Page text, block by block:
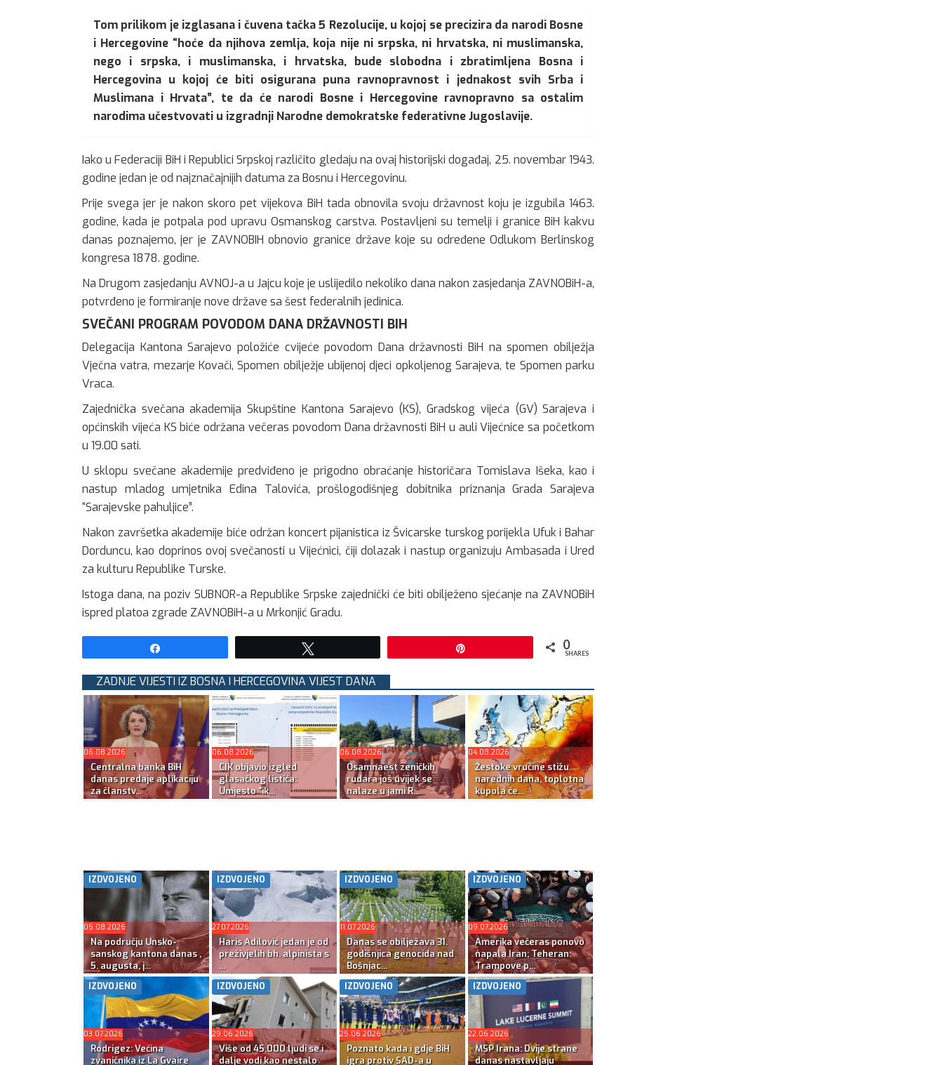
Tom prilikom je izglasana i čuvena tačka 5 Rezolucije, u kojoj se precizira da narodi Bosne
i Hercegovine “hoće da njihova zemlja, koja nije ni srpska, ni hrvatska, ni muslimanska,
nego i srpska, i muslimanska, i hrvatska, bude slobodna i zbratimljena Bosna i
Hercegovina u kojoj će biti osigurana puna ravnopravnost i jednakost svih Srba i
Muslimana i Hrvata”, te da će narodi Bosne i Hercegovine ravnopravno sa ostalim
narodima učestvovati u izgradnji Narodne demokratske federativne Jugoslavije.
Iako u Federaciji BiH i Republici Srpskoj različito gledaju na ovaj historijski događaj, 25. novembar 1943.
godine jedan je od najznačajnijih datuma za Bosnu i Hercegovinu.
Prije svega jer je nakon skoro pet vijekova BiH tada obnovila svoju državnost koju je izgubila 1463.
godine, kada je potpala pod upravu Osmanskog carstva. Postavljeni su temelji i granice BiH kakvu
danas poznajemo, jer je ZAVNOBIH obnovio granice države koje su određene Odlukom Berlinskog
kongresa 1878. godine.
Na Drugom zasjedanju AVNOJ-a u Jajcu koje je uslijedilo nekoliko dana nakon zasjedanja ZAVNOBiH-a,
potvrđeno je formiranje nove države sa šest federalnih jedinica.
SVEČANI PROGRAM POVODOM DANA DRŽAVNOSTI BIH
Delegacija Kantona Sarajevo položiće cvijeće povodom Dana državnosti BiH na spomen obilježja
Vječna vatra, mezarje Kovači, Spomen obilježje ubijenoj djeci opkoljenog Sarajeva, te Spomen parku
Vraca.
Zajednička svečana akademija Skupštine Kantona Sarajevo (KS), Gradskog vijeća (GV) Sarajeva i
općinskih vijeća KS biće održana večeras povodom Dana državnosti BiH u auli Vijećnice sa početkom
u 19.00 sati.
U sklopu svečane akademije predviđeno je prigodno obraćanje historičara Tomislava Išeka, kao i
nastup mladog umjetnika Edina Talovića, prošlogodišnjeg dobitnika priznanja Grada Sarajeva
“Sarajevske pahuljice”.
Nakon završetka akademije biće održan koncert pijanistica iz Švicarske turskog porijekla Ufuk i Bahar
Dorduncu, kao doprinos ovoj svečanosti u Vijećnici, čiji dolazak i nastup organizuju Ambasada i Ured
za kulturu Republike Turske.
Istoga dana, na poziv SUBNOR-a Republike Srpske zajednički će biti obilježeno sjećanje na ZAVNOBiH
ispred platoa zgrade ZAVNOBiH-a u Mrkonjić Gradu.
0
SHARES
ZADNJE VIJESTI IZ BOSNA I HERCEGOVINA VIJEST DANA
06.08.2026
Centralna banka BiH
danas predaje aplikaciju
za članstv...
06.08.2026
CIK objavio izgled
glasačkog listića:
Umjesto “ik...
06.08.2026
Osamnaest zeničkih
rudara još uvijek se
nalaze u jami R...
04.08.2026
Žestoke vrućine stižu
narednih dana, toplotna
kupola će...
IZDVOJENO
05.08.2026
Na području Unsko-
sanskog kantona danas ,
5. augusta, j...
IZDVOJENO
27.07.2026
Haris Adilović jedan je od
preživjelih bh. alpinista s
...
IZDVOJENO
11.07.2026
Danas se obilježava 31.
godišnjica genocida nad
Bošnjac...
IZDVOJENO
09.07.2026
Amerika večeras ponovo
napala Iran; Teheran:
Trampove p...
IZDVOJENO
03.07.2026
Rodrigez: Većina
zvaničnika iz La Gvaire
IZDVOJENO
29.06.2026
Više od 45.000 ljudi se i
dalje vodi kao nestalo
IZDVOJENO
25.06.2026
Poznato kada i gdje BiH
igra protiv SAD-a u
IZDVOJENO
22.06.2026
MSP Irana: Dvije strane
danas nastavljaju